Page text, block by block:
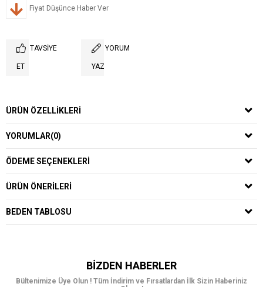
Fiyat Düşünce Haber Ver
TAVSIYE
ET
YORUM
YAZ
ÜRÜN ÖZELLIKLERI
YORUMLAR(0)
ÖDEME SEÇENEKLERI
ÜRÜN ÖNERILERI
BEDEN TABLOSU
BIZDEN HABERLER
Bültenimize Üye Olun ! Tüm İndirim ve Fırsatlardan İlk Sizin Haberiniz